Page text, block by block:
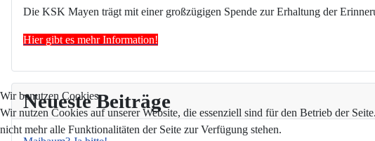
Die KSK Mayen trägt mit einer großzügigen Spende zur Erhaltung der
Hier gibt es mehr Information!
Neueste Beiträge
Wir benutzen Cookies
Wir nutzen Cookies auf unserer Website, die essenziell sind für den Betrieb der
nicht mehr alle Funktionalitäten der Seite zur Verfügung stehen.